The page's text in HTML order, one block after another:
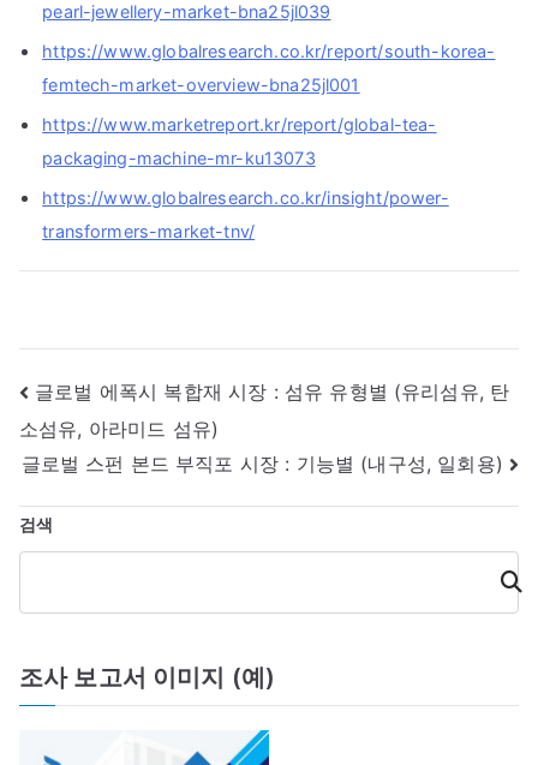
pearl-jewellery-market-bna25jl039
https://www.globalresearch.co.kr/report/south-korea-
femtech-market-overview-bna25jl001
https://www.marketreport.kr/report/global-tea-
packaging-machine-mr-ku13073
https://www.globalresearch.co.kr/insight/power-
transformers-market-tnv/
글
내
비
게
글로벌 에폭시 복합재 시장 : 섬유 유형별 (유리섬유, 탄
소섬유, 아라미드 섬유)
글로벌 스펀 본드 부직포 시장 : 기능별 (내구성, 일회용)
검색
검
색
조사 보고서 이미지 (예)